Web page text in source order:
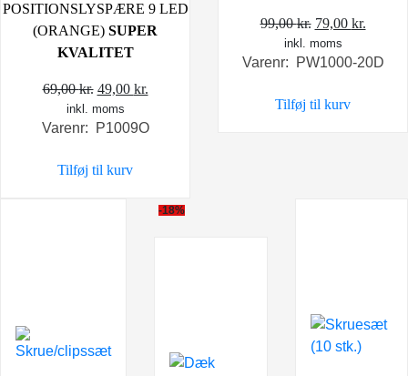
POSITIONSLYSPÆRE 9 LED
(ORANGE) SUPER
KVALITET
69,00kr. Den
oprindelige
pris
69,00 kr..
49,00 kr.
pris
inkl. moms
Varenr: P1009O
Tilføj til kurv
99,00kr. Den
oprindelige
pris
99,00 kr..
79,00 kr.
pris
inkl. moms
Varenr: PW1000-20D
Tilføj til kurv
-18%